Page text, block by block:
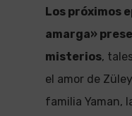
Los próximos
amarga»
misterios,
el amor de
familia Yaman,